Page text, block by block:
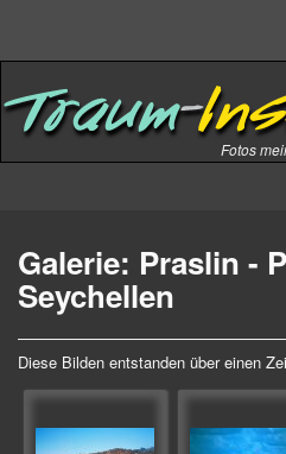
Fotos
Galerie: Praslin -
Seychellen
Diese Bilden entstanden über einen